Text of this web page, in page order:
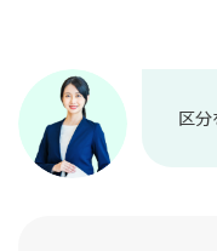
区分